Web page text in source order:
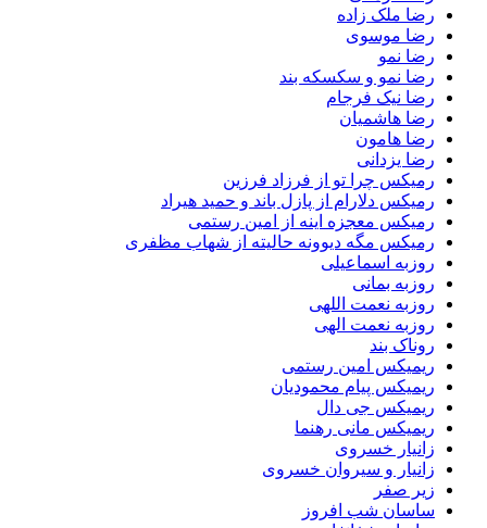
رضا ملک زاده
رضا موسوی
رضا نمو
رضا نمو و سکسکه بند
رضا نیک فرجام
رضا هاشمیان
رضا هامون
رضا یزدانی
رمیکس چرا تو از فرزاد فرزین
رمیکس دلارام از پازل باند و حمید هیراد
رمیکس معجزه اینه از امین رستمی
رمیکس مگه دیوونه حالیته از شهاب مظفری
روزبه اسماعیلی
روزبه بمانی
روزبه نعمت اللهی
روزبه نعمت الهی
روناک بند
ریمیکس امین رستمی
ریمیکس پیام محمودیان
ریمیکس جی دال
ریمیکس مانی رهنما
زانیار خسروی
زانیار و سیروان خسروی
زیر صفر
ساسان شب افروز